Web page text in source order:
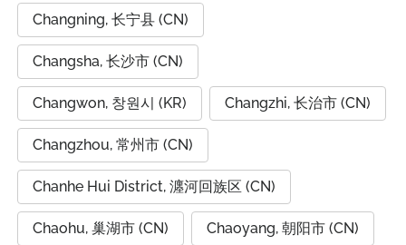
Changning, 长宁县 (CN)
Changsha, 长沙市 (CN)
Changwon, 창원시 (KR) Changzhi, 长治市 (CN)
Changzhou, 常州市 (CN)
Chanhe Hui District, 瀍河回族区 (CN)
Chaohu, 巢湖市 (CN) Chaoyang, 朝阳市 (CN)